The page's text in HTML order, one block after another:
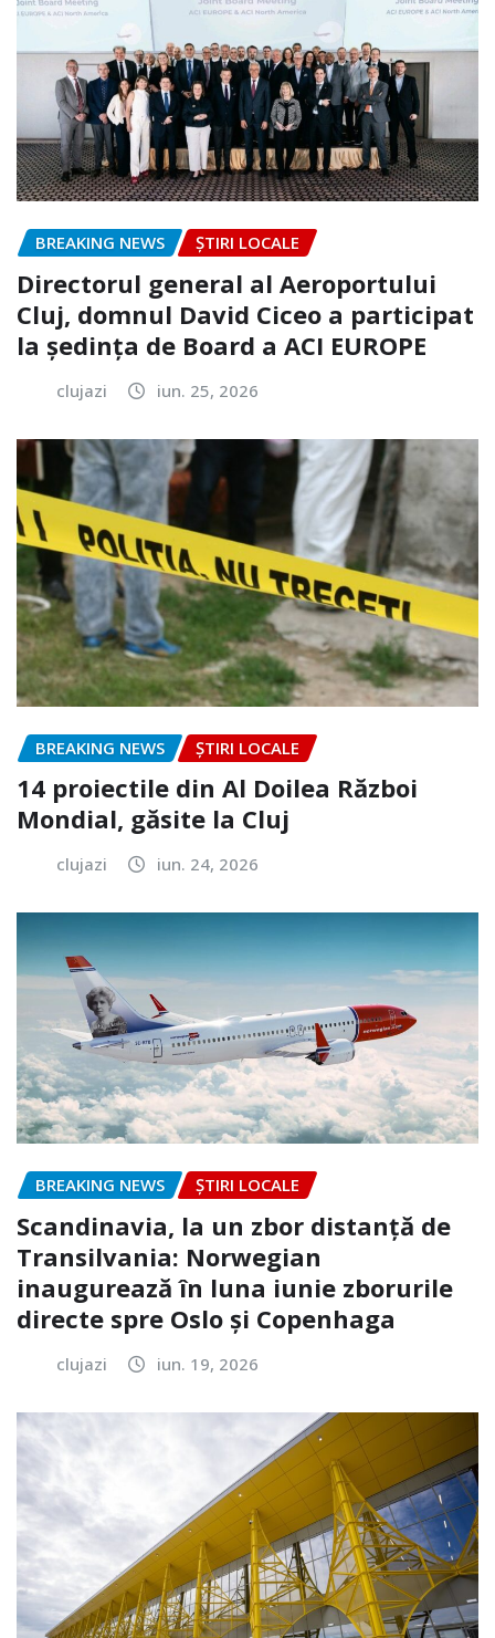
BREAKING NEWS ȘTIRI LOCALE
Directorul general al Aeroportului
Cluj, domnul David Ciceo a participat
la ședința de Board a ACI EUROPE
clujazi iun. 25, 2026
BREAKING NEWS ȘTIRI LOCALE
14 proiectile din Al Doilea Război
Mondial, găsite la Cluj
clujazi iun. 24, 2026
BREAKING NEWS ȘTIRI LOCALE
Scandinavia, la un zbor distanță de
Transilvania: Norwegian
inaugurează în luna iunie zborurile
directe spre Oslo și Copenhaga
clujazi iun. 19, 2026